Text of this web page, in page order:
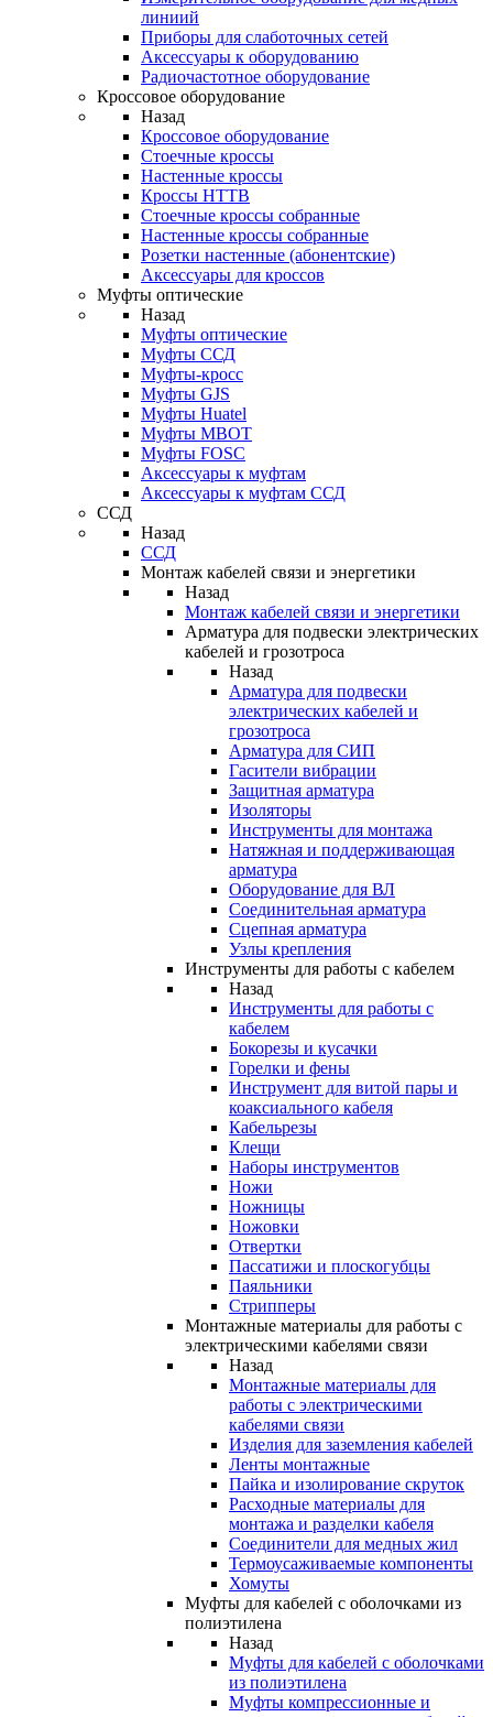
линиий
Приборы для слаботочных сетей
Аксессуары к оборудованию
Радиочастотное оборудование
Кроссовое оборудование
Назад
Кроссовое оборудование
Стоечные кроссы
Настенные кроссы
Кроссы HTTB
Стоечные кроссы собранные
Настенные кроссы собранные
Розетки настенные (абонентские)
Аксессуары для кроссов
Муфты оптические
Назад
Муфты оптические
Муфты ССД
Муфты-кросс
Муфты GJS
Муфты Huatel
Муфты МВОТ
Муфты FOSC
Аксессуары к муфтам
Аксессуары к муфтам ССД
ССД
Назад
ССД
Монтаж кабелей связи и энергетики
Назад
Монтаж кабелей связи и энергетики
Арматура для подвески электрических
кабелей и грозотроса
Назад
Арматура для подвески
электрических кабелей и
грозотроса
Арматура для СИП
Гасители вибрации
Защитная арматура
Изоляторы
Инструменты для монтажа
Натяжная и поддерживающая
арматура
Оборудование для ВЛ
Соединительная арматура
Сцепная арматура
Узлы крепления
Инструменты для работы с кабелем
Назад
Инструменты для работы с
кабелем
Бокорезы и кусачки
Горелки и фены
Инструмент для витой пары и
коаксиального кабеля
Кабельрезы
Клещи
Наборы инструментов
Ножи
Ножницы
Ножовки
Отвертки
Пассатижи и плоскогубцы
Паяльники
Стрипперы
Монтажные материалы для работы с
электрическими кабелями связи
Назад
Монтажные материалы для
работы с электрическими
кабелями связи
Изделия для заземления кабелей
Ленты монтажные
Пайка и изолирование скруток
Расходные материалы для
монтажа и разделки кабеля
Соединители для медных жил
Термоусаживаемые компоненты
Хомуты
Муфты для кабелей с оболочками из
полиэтилена
Назад
Муфты для кабелей с оболочками
из полиэтилена
Муфты компрессионные и